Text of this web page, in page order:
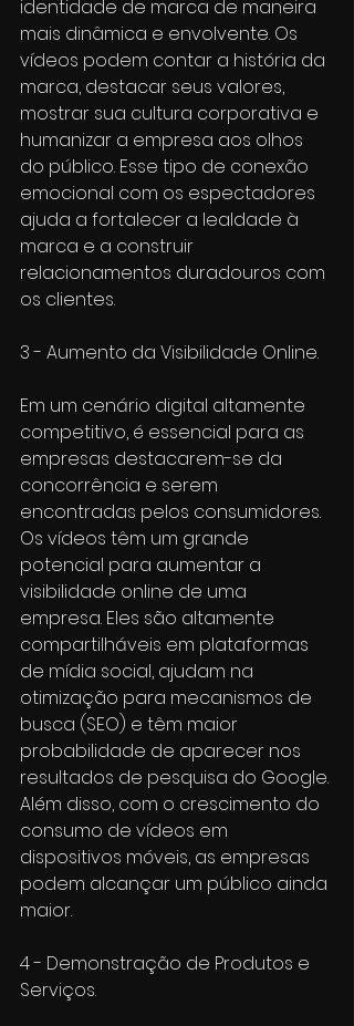
identidade de marca de maneira
mais dinâmica e envolvente. Os
vídeos podem contar a história da
marca, destacar seus valores,
mostrar sua cultura corporativa e
humanizar a empresa aos olhos
do público. Esse tipo de conexão
emocional com os espectadores
ajuda a fortalecer a lealdade à
marca e a construir
relacionamentos duradouros com
os clientes.
3 - Aumento da Visibilidade Online.
Em um cenário digital altamente
competitivo, é essencial para as
empresas destacarem-se da
concorrência e serem
encontradas pelos consumidores.
Os vídeos têm um grande
potencial para aumentar a
visibilidade online de uma
empresa. Eles são altamente
compartilháveis em plataformas
de mídia social, ajudam na
otimização para mecanismos de
busca (SEO) e têm maior
probabilidade de aparecer nos
resultados de pesquisa do Google.
Além disso, com o crescimento do
consumo de vídeos em
dispositivos móveis, as empresas
podem alcançar um público ainda
maior.
4 - Demonstração de Produtos e
Serviços.